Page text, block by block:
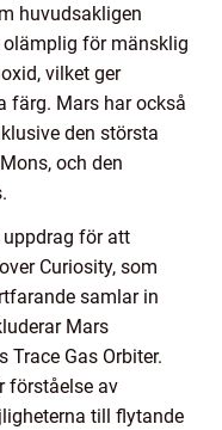
huvudsakligen
olämplig för mänsklig
vilket ger
färg. Mars har också
den största
och den
för att
Curiosity, som
samlar in
Mars
Trace Gas Orbiter.
förståelse av
till flytande